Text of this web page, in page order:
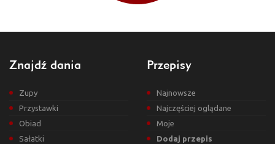
Znajdź dania
Zupy
Przystawki
Obiad
Sałatki
Przepisy
Najnowsze
Najczęściej oglądane
Moje
Dodaj przepis